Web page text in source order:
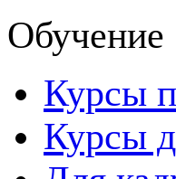
Обучение
Курсы
Курсы